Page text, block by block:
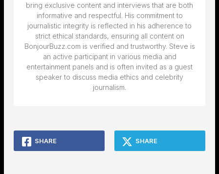
bring exclusive content and interviews that are both
informative and respectful. His commitment to
journalistic integrity is reflected in his adherence to
strict ethical standards, ensuring all content on
BonjourBuzz.com is verified and trustworthy. Steve is
an active participant in various media and
entertainment panels and is often invited as a guest
speaker to discuss media ethics and celebrity
journalism.
SHARE SHARE